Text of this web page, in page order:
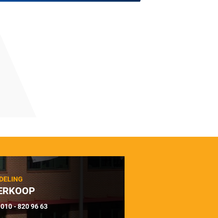
010 - 820 96 63